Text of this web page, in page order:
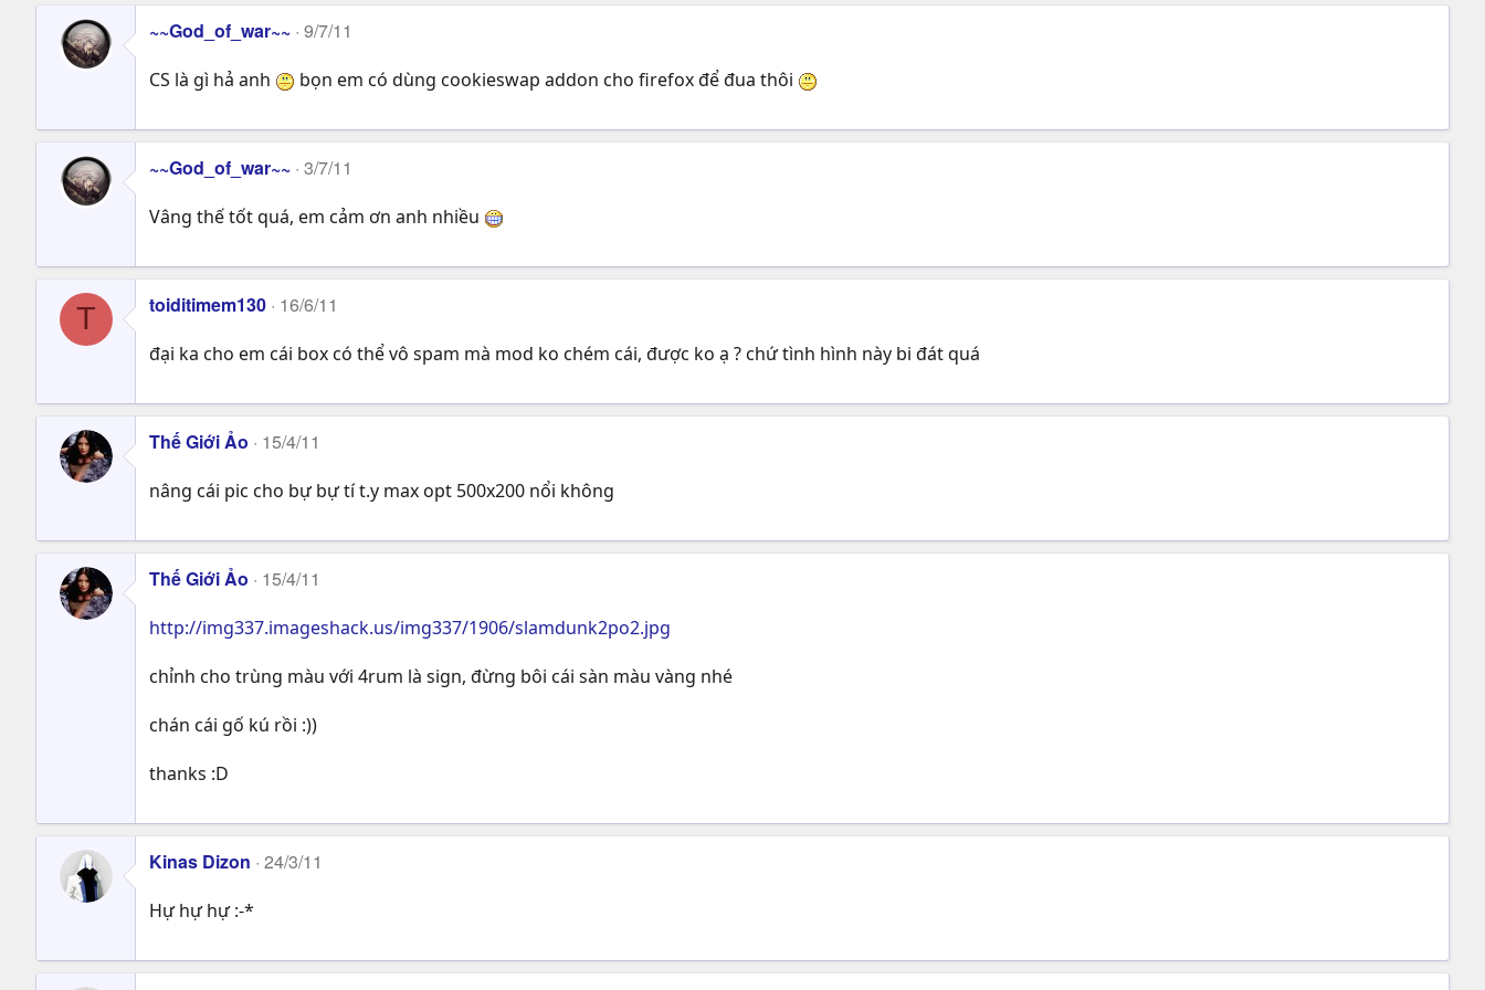
~~God_of_war~~ 9/7/11
CS là gì hả anh bọn em có dùng cookieswap addon cho firefox để đua thôi
~~God_of_war~~ 3/7/11
Vâng thế tốt quá, em cảm ơn anh nhiều
T toiditimem130 16/6/11
đại ka cho em cái box có thể vô spam mà mod ko chém cái, được ko ạ ? chứ tình hình này bi đát quá
Thế Giới Ảo 15/4/11
nâng cái pic cho bự bự tí t.y max opt 500x200 nổi không
Thế Giới Ảo 15/4/11
http://img337.imageshack.us/img337/1906/slamdunk2po2.jpg
chỉnh cho trùng màu với 4rum là sign, đừng bôi cái sàn màu vàng nhé
chán cái gố kú rồi :))
thanks :D
Kinas Dizon 24/3/11
Hự hự hự :-*